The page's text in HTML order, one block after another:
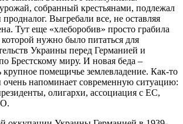
собранный крестьянами, подлежал
Выгребали все, не оставляя
Тут еще «хлеборобив» просто грабила
нужно было питаться для
Украины перед Германией и
Брестскому миру. И новая беда –
крупное помещичье землевладение. Как-то
очень напоминает современную ситуацию:
олигархи, ассоциация с ЕС,